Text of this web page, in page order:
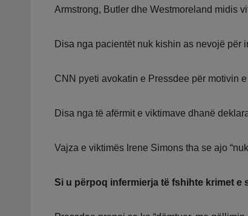
Armstrong, Butler dhe Westmoreland midis
Disa nga pacientët nuk kishin as nevojë për
CNN pyeti avokatin e Pressdee për motivin
Disa nga të afërmit e viktimave dhanë
Vajza e viktimës Irene Simons tha se ajo
Si u përpoq infermierja të fshihte krimet e